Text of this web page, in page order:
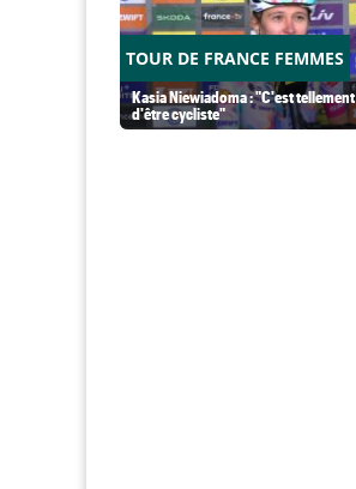
TOUR DE FRANCE FEMMES
Kasia Niewiadoma : "C'est
d'être cycliste"